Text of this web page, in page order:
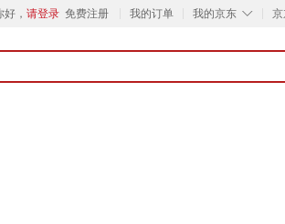
好， 请登录 免费注册 我的订单 ◇
我的京东 京